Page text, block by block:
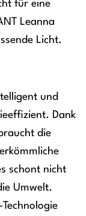
für eine
Leanna
Licht.
und
Dank
die
schont nicht
Umwelt.